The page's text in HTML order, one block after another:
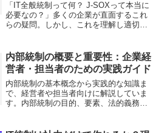
「IT全般統制って何？ J-SOXって本当に
必要なの？」多くの企業が直面するこれ
らの疑問。しかし、これを理解し適切に
あります。IT全般統制は、単なる法令遵
守以上に、企業の...
内部統制の概要と重要性：企業経
営者・担当者のための実践ガイド
内部統制の基本概念から実践的な知識ま
で、経営者や担当者向けに解説していま
す。内部統制の目的、要素、法的義務、